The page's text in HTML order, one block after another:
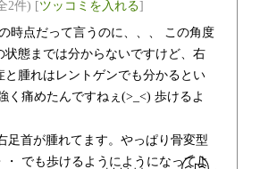
2件) [ツッコミを入れる]
時点だって言うのに、、、 この角度
状態までは分からないですけど、右
と腫れはレントゲンでも分かるとい
く痛めたんですねぇ(>_<) 歩けるよ
足首が腫れてます。やっぱり骨変型
・ でも歩けるようにようになってよ